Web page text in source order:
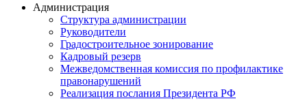
Администрация
Структура администрации
Руководители
Градостроительное зонирование
Кадровый резерв
Межведомственная комиссия по профилактике
правонарушений
Реализация послания Президента РФ